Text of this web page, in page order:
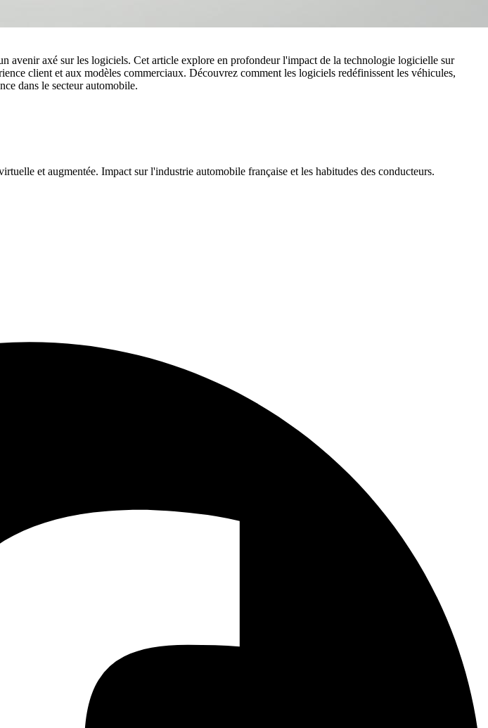
avenir axé sur les logiciels. Cet article explore en profondeur l'impact de la technologie logicielle sur
client et aux modèles commerciaux. Découvrez comment les logiciels redéfinissent les véhicules,
dans le secteur automobile.
et augmentée. Impact sur l'industrie automobile française et les habitudes des conducteurs.